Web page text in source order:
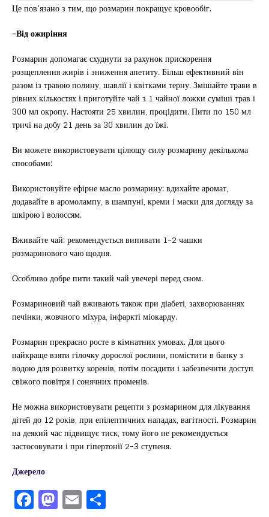
Це пов’язано з тим, що розмарин покращує кровообіг.
-Від ожиріння
Розмарин допомагає схуднути за рахунок прискорення
розщеплення жирів і зниження апетиту. Більш ефективний він
разом із травою полину, шавлії і квітками терну. Змішайте трави в
рівних кількостях і приготуйте чай з 1 чайної ложки суміші трав і
300 мл окропу. Настояти 25 хвилин, процідити. Пити по 150 мл
тричі на добу 21 день за 30 хвилин до їжі.
Ви можете використовувати цілющу силу розмарину декількома
способами:
Використовуйте ефірне масло розмарину: вдихайте аромат,
додавайте в аромолампу, в шампуні, креми і маски для догляду за
шкірою і волоссям.
Вживайте чай: рекомендується випивати 1-2 чашки
розмаринового чаю щодня.
Особливо добре пити такий чай увечері перед сном.
Розмариновий чай вживають також при діабеті, захворюваннях
печінки, жовчного міхура, інфаркті міокарду.
Розмарин прекрасно росте в кімнатних умовах. Для цього
найкраще взяти гілочку дорослої рослини, помістити в банку з
водою для розвитку коренів, потім посадити і забезпечити доступ
свіжого повітря і сонячних променів.
Не можна використовувати рецепти з розмарином для лікування
дітей до 12 років, при епілептичних нападах, вагітності. Розмарин
на деякий час підвищує тиск, тому його не рекомендується
застосовувати і при гіпертонії 2-3 ступеня.
Джерело
F M E